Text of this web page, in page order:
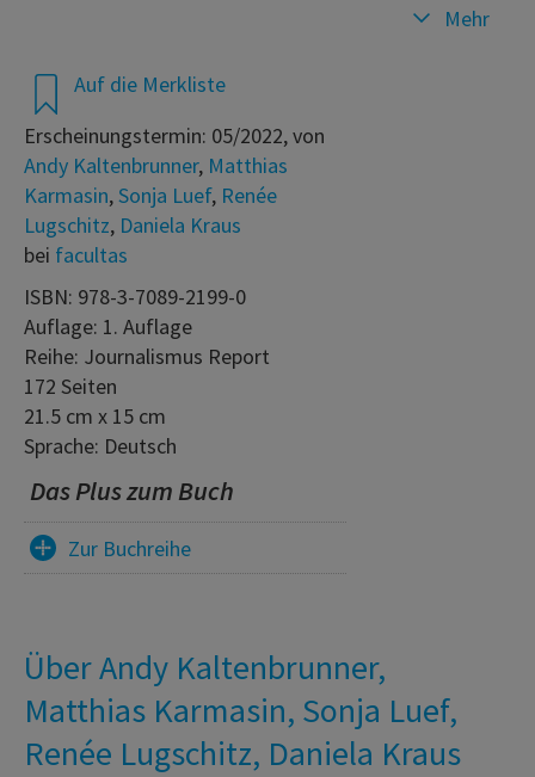
Auf die Merkliste
Erscheinungstermin: 05/2022, von
Andy Kaltenbrunner, Matthias
Karmasin,Sonja Luef, Renée
Lugschitz, Daniela Kraus
bei facultas
ISBN: 978-3-7089-2199-0
Auflage: 1. Auflage
Reihe: Journalismus Report
172 Seiten
21.5 cm x 15 cm
Sprache: Deutsch
Das Plus zum Buch
Zur Buchreihe
Mehr
Über Andy Kaltenbrunner,
Matthias Karmasin, Sonja Luef,
Renée Lugschitz, Daniela Kraus